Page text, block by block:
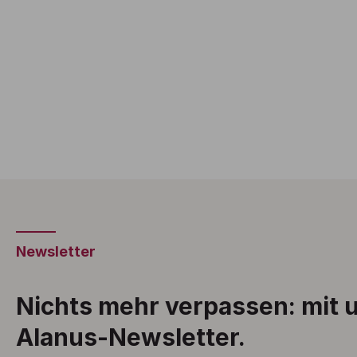
Newsletter
Nichts mehr verpassen: mit
Alanus-Newsletter.